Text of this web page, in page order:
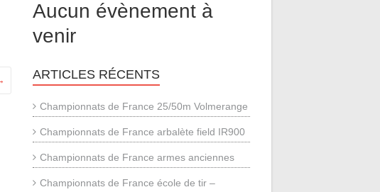
Aucun évènement à
venir
ARTICLES RÉCENTS
Championnats de France 25/50m Volmerange
Championnats de France arbalète field IR900
Championnats de France armes anciennes
Championnats de France école de tir –